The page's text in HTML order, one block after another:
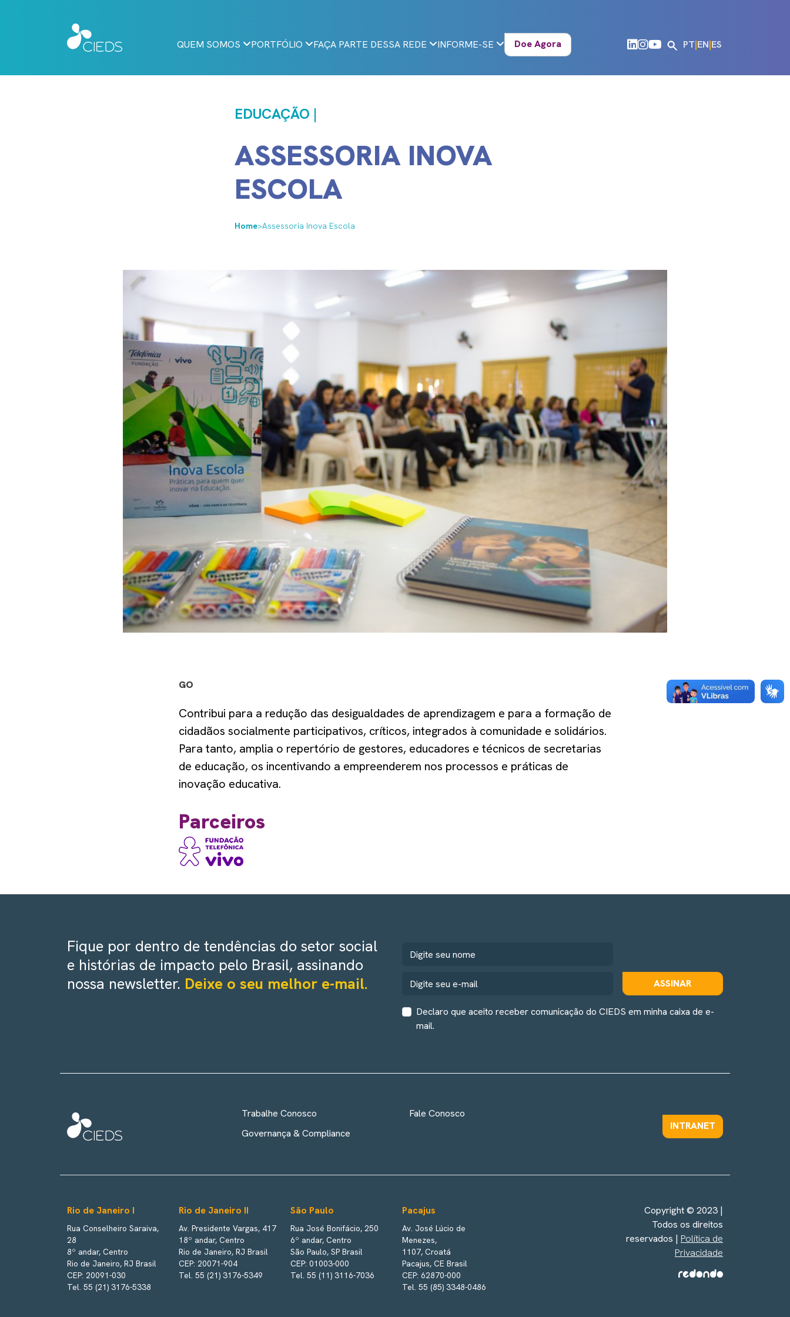
QUEM SOMOS PORTFÓLIO FAÇA PARTE DESSA REDE INFORME-SE Doe Agora PT|EN|ES
EDUCAÇÃO |
ASSESSORIA INOVA
ESCOLA
Home>Assessoria Inova Escola
GO
Contribui para a redução das desigualdades de aprendizagem e para a formação de
cidadãos socialmente participativos, críticos, integrados à comunidade e solidários.
Para tanto, amplia o repertório de gestores, educadores e técnicos de secretarias
de educação, os incentivando a empreenderem nos processos e práticas de
inovação educativa.
Parceiros
Fique por dentro de tendências do setor social
e histórias de impacto pelo Brasil, assinando
nossa newsletter. Deixe o seu melhor e-mail. ASSINAR
Declaro que aceito receber comunicação do CIEDS em minha caixa de e-
mail.
Trabalhe Conosco
Governança & Compliance
Fale Conosco
INTRANET
Rio de Janeiro I
Rua Conselheiro Saraiva,
28
8º andar, Centro
Rio de Janeiro, RJ Brasil
CEP: 20091-030
Tel. 55 (21) 3176-5338
Rio de Janeiro II
Av. Presidente Vargas, 417
18º andar, Centro
Rio de Janeiro, RJ Brasil
CEP: 20071-904
Tel. 55 (21) 3176-5349
São Paulo
Rua José Bonifácio, 250
6º andar, Centro
São Paulo, SP Brasil
CEP: 01003-000
Tel. 55 (11) 3116-7036
Pacajus
Av. José Lúcio de
Menezes,
1107, Croatá
Pacajus, CE Brasil
CEP: 62870-000
Tel. 55 (85) 3348-0486
Copyright © 2023 |
Todos os direitos
reservados | Política de
Privacidade